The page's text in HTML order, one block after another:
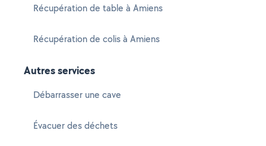
Récupération de table à Amiens
Récupération de colis à Amiens
Autres services
Débarrasser une cave
Évacuer des déchets